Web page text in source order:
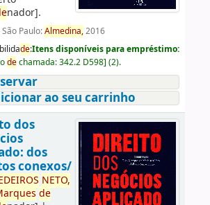
nador].
São Paulo:Almedina,2016
de:Itens disponíveis para empréstimo:
dechamada:342.2 D598] (2).
ao seu carrinho
dos
dos
conexos/
DEIROS NETO,
de